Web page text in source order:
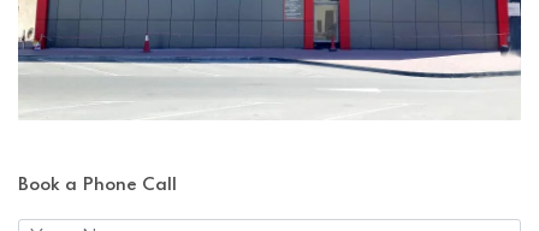
Recall me on